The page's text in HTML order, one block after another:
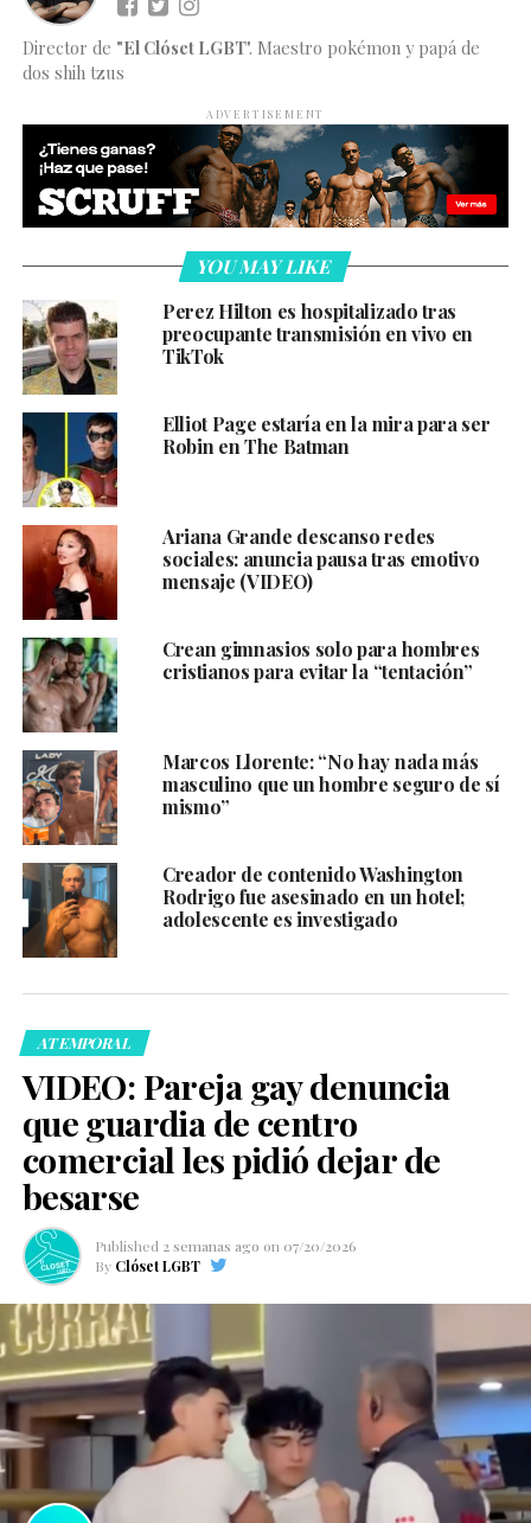
Director de "El Clóset LGBT". Maestro pokémon y papá de
dos shih tzus
ADVERTISEMENT
YOU MAY LIKE
Perez Hilton es hospitalizado tras
preocupante transmisión en vivo en
TikTok
Elliot Page estaría en la mira para ser
Robin en The Batman
Ariana Grande descanso redes
sociales: anuncia pausa tras emotivo
mensaje (VIDEO)
Crean gimnasios solo para hombres
cristianos para evitar la “tentación”
Marcos Llorente: “No hay nada más
masculino que un hombre seguro de sí
mismo”
Creador de contenido Washington
Rodrigo fue asesinado en un hotel;
adolescente es investigado
ATEMPORAL
VIDEO: Pareja gay denuncia
que guardia de centro
comercial les pidió dejar de
besarse
Published 2 semanas ago on 07/20/2026
By Clóset LGBT